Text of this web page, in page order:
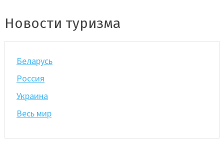
Новости туризма
Беларусь
Россия
Украина
Весь мир